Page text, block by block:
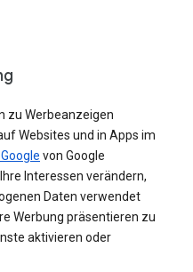
zu Werbeanzeigen
Websites und in Apps im
von Google
Interessen verändern,
Daten verwendet
Werbung präsentieren zu
aktivieren oder